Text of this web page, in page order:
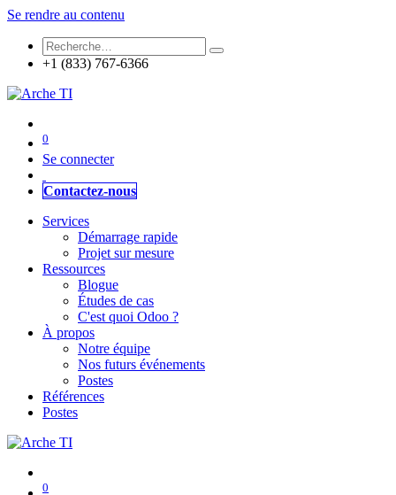
Se rendre au contenu
+1 (833) 767-6366
0
Se connecter
Contactez-nous
Services
Démarrage rapide
Projet sur mesure
Ressources
Blogue
Études de cas
C'est quoi Odoo ?
À propos
Notre équipe
Nos futurs événements
Postes
Références
Postes
0